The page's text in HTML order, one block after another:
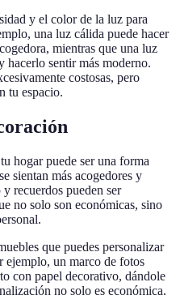
y el color de la luz para
una luz cálida puede hacer
mientras que una luz
hacerlo sentir más moderno.
costosas, pero
tu espacio.
hogar puede ser una forma
sientan más acogedores y
recuerdos pueden ser
no solo son económicas, sino
que puedes personalizar
ejemplo, un marco de fotos
con papel decorativo, dándole
no solo es económica,